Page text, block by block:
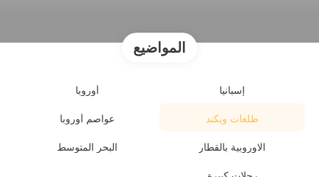
المواضيع
إسبانيا
أوروبا
طلعات ويكند
عواصم أوروبا
الاوروبية بالقطار
البحر المتوسط